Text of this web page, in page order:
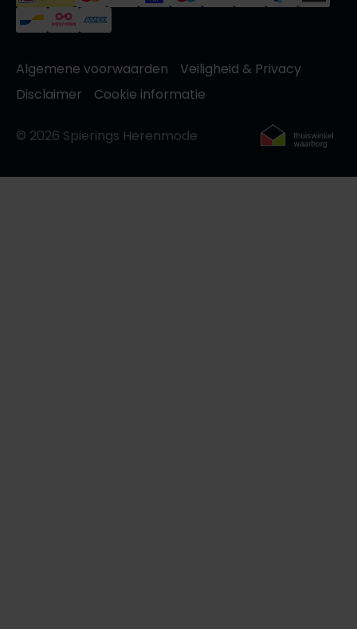
Algemene voorwaarden
Veiligheid & Privacy
Disclaimer
Cookie informatie
© 2026 Spierings Herenmode